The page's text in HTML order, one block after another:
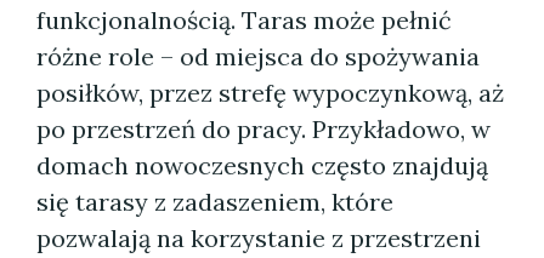
funkcjonalnością. Taras może pełnić
różne role – od miejsca do spożywania
posiłków, przez strefę wypoczynkową, aż
po przestrzeń do pracy. Przykładowo, w
domach nowoczesnych często znajdują
się tarasy z zadaszeniem, które
pozwalają na korzystanie z przestrzeni